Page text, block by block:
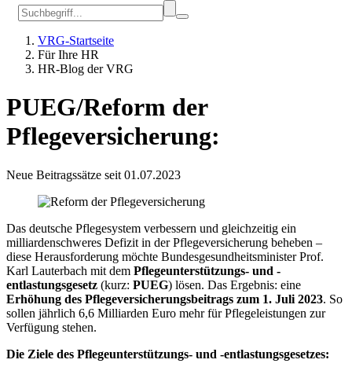
VRG-Startseite
Für Ihre HR
HR-Blog der VRG
PUEG/Reform der
Pflegeversicherung:
Neue Beitragssätze seit 01.07.2023
Das deutsche Pflegesystem verbessern und gleichzeitig ein
milliardenschweres Defizit in der Pflegeversicherung beheben –
diese Herausforderung möchte Bundesgesundheitsminister Prof.
Karl Lauterbach mit dem Pflegeunterstützungs- und -
entlastungsgesetz (kurz: PUEG) lösen. Das Ergebnis: eine
Erhöhung des Pflegeversicherungsbeitrags zum 1. Juli 2023. So
sollen jährlich 6,6 Milliarden Euro mehr für Pflegeleistungen zur
Verfügung stehen.
Die Ziele des Pflegeunterstützungs- und -entlastungsgesetzes: